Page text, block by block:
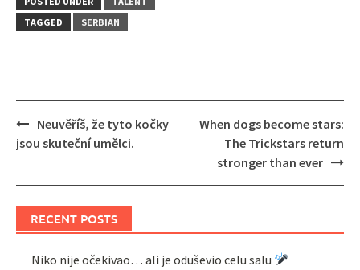
TAGGED
SERBIAN
Post
navigation
Neuvěříš, že tyto kočky
jsou skuteční umělci.
When dogs become stars:
The Trickstars return
stronger than ever
RECENT POSTS
Niko nije očekivao… ali je oduševio celu salu